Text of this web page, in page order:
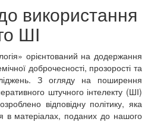
використання
ШІ
орієнтований на додержання
доброчесності, прозорості та
З огляду на поширення
штучного інтелекту (ШІ)
відповідну політику, яка
в матеріалах, поданих до нашого